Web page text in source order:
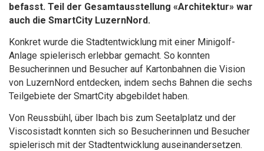
befasst. Teil der Gesamtausstellung «Architektur» war
auch die SmartCity LuzernNord.
Konkret wurde die Stadtentwicklung mit einer Minigolf-
Anlage spielerisch erlebbar gemacht. So konnten
Besucherinnen und Besucher auf Kartonbahnen die Vision
von LuzernNord entdecken, indem sechs Bahnen die sechs
Teilgebiete der SmartCity abgebildet haben.
Von Reussbühl, über Ibach bis zum Seetalplatz und der
Viscosistadt konnten sich so Besucherinnen und Besucher
spielerisch mit der Stadtentwicklung auseinandersetzen.